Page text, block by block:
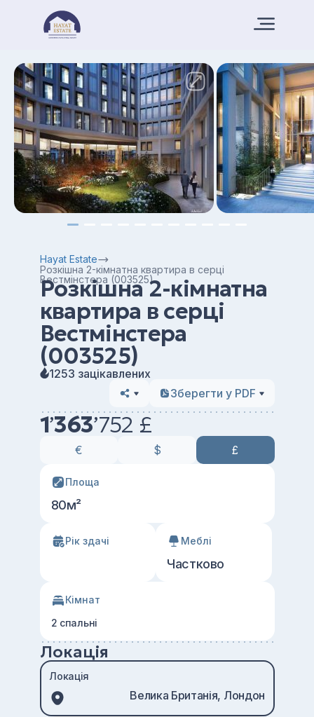
Hayat Estate
Розкішна 2-кімнатна квартира в серці
Вестмінстера (003525)
Розкішна 2-кімнатна
квартира в серці
Вестмінстера
(003525)
1253 зацікавлених
Зберегти у PDF
1’363’752 £
€ $ £
Площа
80м²
Рік здачі Меблі
Частково
Кімнат
2 спальні
Локація
Локація
Велика Британія, Лондон